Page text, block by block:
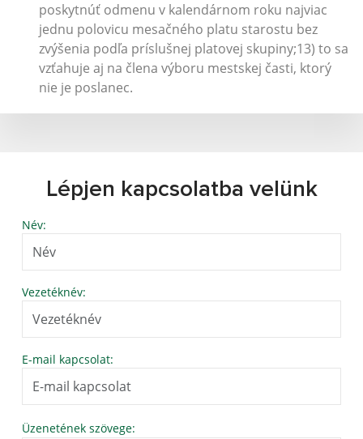
poskytnúť odmenu v kalendárnom roku najviac
jednu polovicu mesačného platu starostu bez
zvýšenia podľa príslušnej platovej skupiny;13) to sa
vzťahuje aj na člena výboru mestskej časti, ktorý
nie je poslanec.
Lépjen kapcsolatba velünk
Név:
Vezetéknév:
E-mail kapcsolat:
Üzenetének szövege: